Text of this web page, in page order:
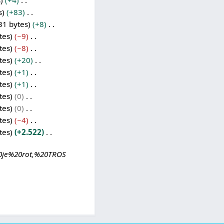
+83
bytes
+8
−9
−8
+20
+1
+1
0
0
−4
+2.522